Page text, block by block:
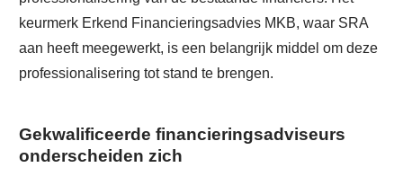
keurmerk Erkend Financieringsadvies MKB, waar SRA
aan heeft meegewerkt, is een belangrijk middel om deze
professionalisering tot stand te brengen.
Gekwalificeerde financieringsadviseurs
onderscheiden zich